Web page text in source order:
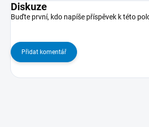
Diskuze
Buďte první, kdo napíše příspěvek k této
Přidat komentář